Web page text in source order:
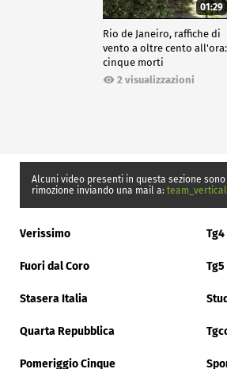
01:29
Rio de Janeiro, raffiche di
vento a oltre cento all'ora:
cinque morti
2 visualizzazioni
Alcuni video presenti in questa sezione
rimozione inviando una mail a:
Verissimo Tg4
Fuori dal Coro Tg5
Stasera Italia
Quarta Repubblica
Pomeriggio Cinque